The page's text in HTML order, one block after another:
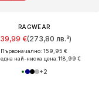
RAGWEAR
€(273,80 лв.³)
Първоначално: 159,95 €
най-ниска цена:118,99 €
+2